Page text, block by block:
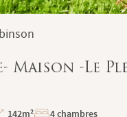
Maison -Le
142m² 4 chambres